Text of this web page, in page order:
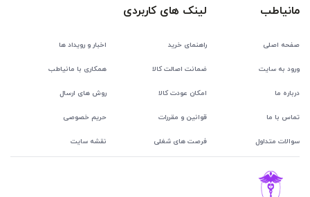
مانیاطب
صفحه اصلی
ورود به سایت
درباره ما
تماس با ما
سوالات متداول
لینک های کاربردی
راهنمای خرید اخبار و رویداد ها
ضمانت اصالت کالا همکاری با مانیاطب
امکان عودت کالا روش های ارسال
قوانین و مقررات حریم خصوصی
فرصت های شغلی نقشه سایت